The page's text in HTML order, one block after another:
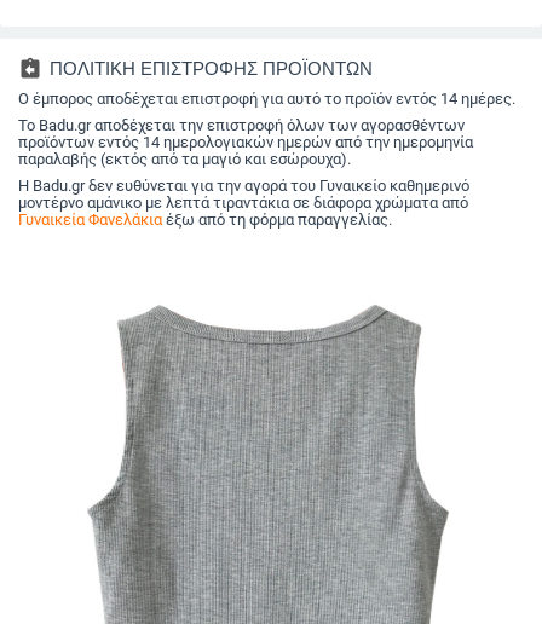
Κομψά Ρούχα
Εργασίας Γιλέκο με
Κάτω Τοπ
Ρυθμιζόμενο Κορσέ
Φόρεμα στον Αφαλό
assignment_return ΠΟΛΙΤΙΚΗ ΕΠΙΣΤΡΟΦΗΣ ΠΡΟΪΟΝΤΩΝ
Ο έμπορος αποδέχεται επιστροφή για αυτό το προϊόν εντός 14 ημέρες.
Το Badu.gr αποδέχεται την επιστροφή όλων των αγορασθέντων
προϊόντων εντός 14 ημερολογιακών ημερών από την ημερομηνία
παραλαβής (εκτός από τα μαγιό και εσώρουχα).
Η Badu.gr δεν ευθύνεται για την αγορά του Γυναικείο καθημερινό
μοντέρνο αμάνικο με λεπτά τιραντάκια σε διάφορα χρώματα από
Γυναικεία Φανελάκιαέξω από τη φόρμα παραγγελίας.